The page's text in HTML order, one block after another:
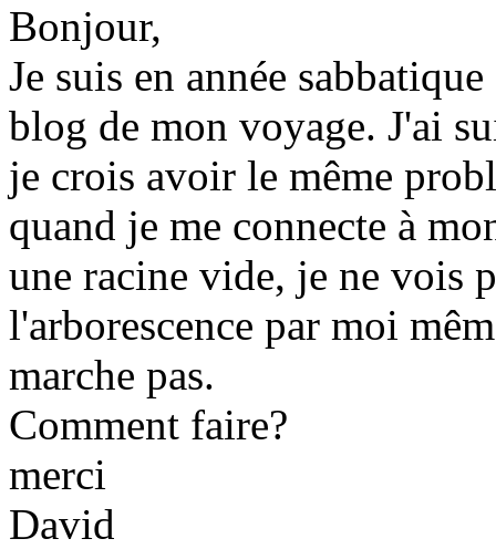
Bonjour,
Je suis en année
blog de mon voyage. J'ai
je crois avoir le même
quand je me connecte à
une racine vide, je ne vois
l'arborescence par moi
marche pas.
Comment faire?
merci
David